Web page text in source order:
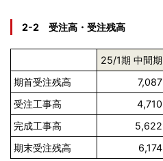
2-2 受注高・受注残高
25/1期 中間期
期首受注残高
7,087
受注工事高
4,710
完成工事高
5,622
期末受注残高
6,174